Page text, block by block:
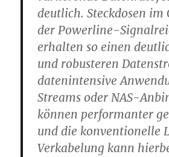
deutlich. Steckdosen im
der Powerline-
erhalten so einen
und robusteren
datenintensive
Streams oder NAS-
können performanter
und die konventionelle
Verkabelung kann